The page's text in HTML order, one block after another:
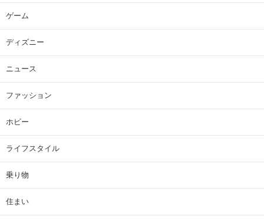
ゲーム
ディズニー
ニュース
ファッション
ホビー
ライフスタイル
乗り物
住まい